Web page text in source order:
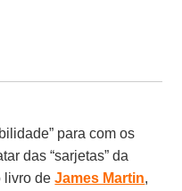
para com os
das “sarjetas” da
livro deJames Martin,